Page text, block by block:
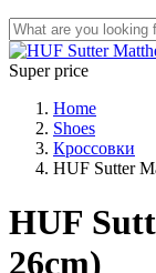
Super price
Home
Shoes
Кроссовки
HUF Sutter
HUF
26cm)